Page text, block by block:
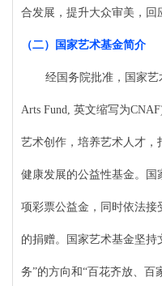
合发展，提升大众审美，回
（二） 国家艺术基金简介
经国务院批准，国家艺
Arts Fund, 英文缩写为
艺术创作，培养艺术人才，
健康发展的公益性基金。
项彩票公益金，同时依法接
的捐赠。国家艺术基金坚持
务”的方向和“百花齐放、百